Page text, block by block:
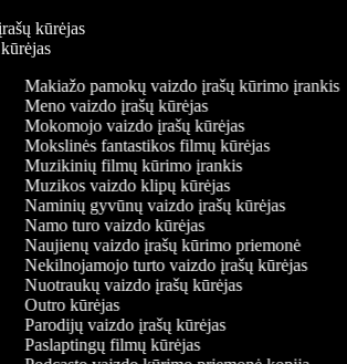
kūrėjas
Makiažo pamokų vaizdo įrašų kūrimo įrankis
Meno vaizdo įrašų kūrėjas
Mokomojo vaizdo įrašų kūrėjas
Mokslinės fantastikos filmų kūrėjas
Muzikinių filmų kūrimo įrankis
Muzikos vaizdo klipų kūrėjas
Naminių gyvūnų vaizdo įrašų kūrėjas
Namo turo vaizdo kūrėjas
Naujienų vaizdo įrašų kūrimo priemonė
Nekilnojamojo turto vaizdo įrašų kūrėjas
Nuotraukų vaizdo įrašų kūrėjas
Outro kūrėjas
Parodijų vaizdo įrašų kūrėjas
Paslaptingų filmų kūrėjas